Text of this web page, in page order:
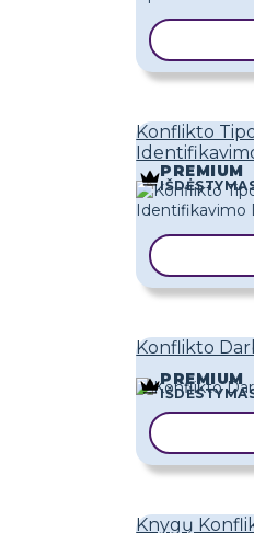
Konflikto
PREMIUM
Konflikto
PREMIUM
Knygų